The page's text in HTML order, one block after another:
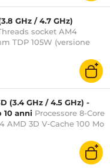
GHz / 4.7 GHz)
socket AM4
TDP 105W (versione
garanzia del produttore)
(3.4 GHz / 4.5 GHz) -
10 anni Processore 8-Core
AMD 3D V-Cache 100 Mo
box senza ventola -
3 anni)